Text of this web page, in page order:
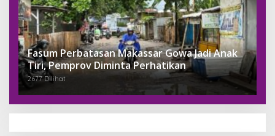
Fasum Perbatasan Makassar Gowa Jadi Anak
Tiri, Pemprov Diminta Perhatikan
2677 Dilihat